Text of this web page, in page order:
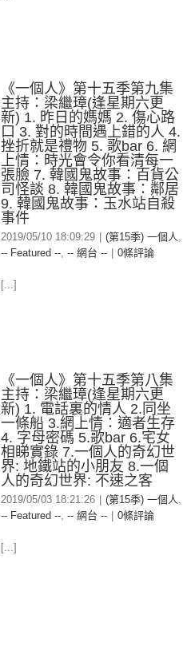
《一個人》第十五季第九集
主持：梁繼璋(逢星期六更
新) 1. 昨日的媽媽 2. 傷心路
口 3. 對的時間遇上錯的人 4.
挫折就是禮物 5. 歌bar 6. 網
上情：時光會令你看清每一
張臉 7. 韓國鬼故事：百貨公
司怪談 8. 韓國鬼故事：鄰居
9. 韓國鬼故事：玉水站自殺
事件
2019/05/10 18:09:29 (第15季) 一個人,
-- Featured --, -- 網台 -- 0條評論
[...]
《一個人》第十五季第八集
主持：梁繼璋(逢星期六更
新) 1. 電話裏的情人 2.同坐
一條船 3.網上情：適者生存
4. 字母密碼 5.歌bar 6.宅女
相睇實錄 7.一個人的奇幻世
界: 地鐵站的小朋友 8.一個
人的奇幻世界: 不速之客
2019/05/03 18:21:26 (第15季) 一個人,
-- Featured --, -- 網台 -- 0條評論
[...]